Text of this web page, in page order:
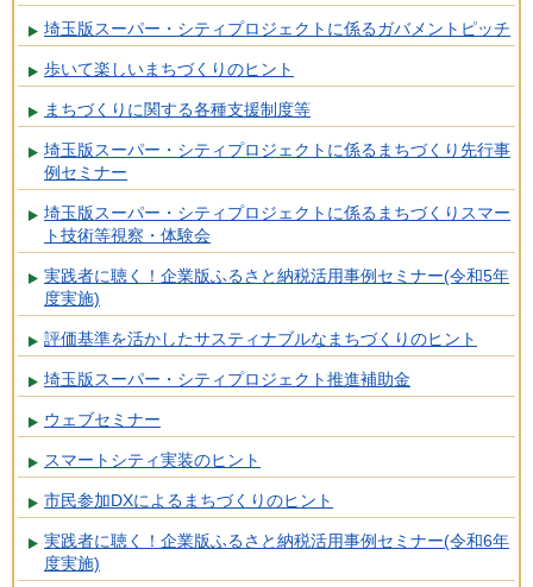
埼玉版スーパー・シティプロジェクトに係るガバメントピッチ
歩いて楽しいまちづくりのヒント
まちづくりに関する各種支援制度等
埼玉版スーパー・シティプロジェクトに係るまちづくり先行事
例セミナー
埼玉版スーパー・シティプロジェクトに係るまちづくりスマー
ト技術等視察・体験会
実践者に聴く！企業版ふるさと納税活用事例セミナー(令和5年
度実施)
評価基準を活かしたサスティナブルなまちづくりのヒント
埼玉版スーパー・シティプロジェクト推進補助金
ウェブセミナー
スマートシティ実装のヒント
市民参加DXによるまちづくりのヒント
実践者に聴く！企業版ふるさと納税活用事例セミナー(令和6年
度実施)